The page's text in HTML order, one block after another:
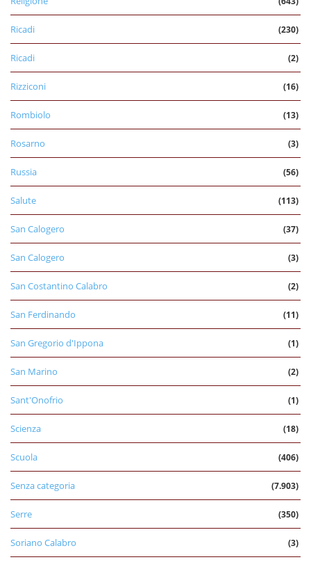
Ricadi (230)
Ricadi (2)
Rizziconi (16)
Rombiolo (13)
Rosarno (3)
Russia (56)
Salute (113)
San Calogero (37)
San Calogero (3)
San Costantino Calabro (2)
San Ferdinando (11)
San Gregorio d'Ippona (1)
San Marino (2)
Sant'Onofrio (1)
Scienza (18)
Scuola (406)
Senza categoria (7.903)
Serre (350)
Soriano Calabro (3)